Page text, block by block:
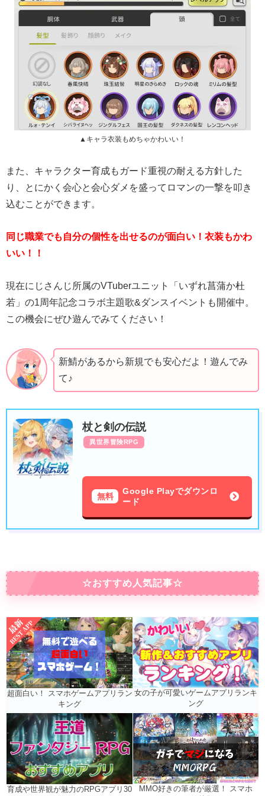
▲キャラ衣装もめちゃかわいい！
また、キャラクター育成もガード重視の耐える方針した
り、とにかく会心と会心ダメを盛ってロマンの一撃を叩き
込むことができます。
同じ職業でも自分の個性を出せるのが面白い！衣装もかわ
いい！！
現在にじさんじ所属のVTuberユニット「いずれ菖蒲か杜
若」の1周年記念コラボ主題歌&ダンスイベントも開催中。
この機会にぜひ遊んでみてください！
新鯖があるから新規でも安心だよ！遊んでみ
て♪
杖と剣の伝説
異世界冒険RPG
無料
Google Playでダウンロ
ード
☆おすすめ人気記事☆
超面白い！ スマホゲームアプリラン
キング
女の子が可愛いゲームアプリランキ
ング
育成や世界観が魅力のRPGアプリ30
MMO好きの筆者が厳選！ スマホ